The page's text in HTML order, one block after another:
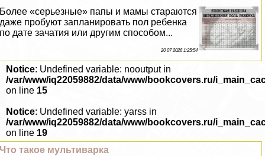
Более «серьезные» папы и мамы стараются
даже пробуют запланировать пол ребенка
по дате зачатия или другим способом...
20 07 2026 1:25:54
Notice: Undefined variable: nooutput in
/var/www/iq22059882/data/www/bookcovers.ru/
on line 15
Notice: Undefined variable: yarss in
/var/www/iq22059882/data/www/bookcovers.ru/
on line 19
Что такое мультиварка